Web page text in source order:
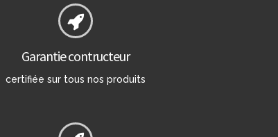
Garantie contructeur
certifiée sur tous nos produits